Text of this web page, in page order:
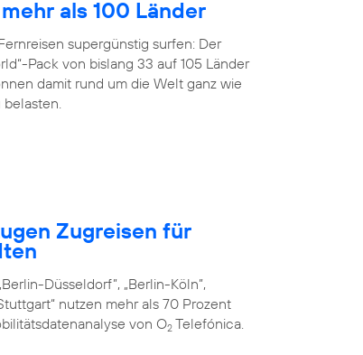
als 100 Länder
supergünstig surfen: Der
Pack von bislang 33 auf 105 Länder
damit rund um die Welt ganz wie
belasten.
Zugreisen für
Düsseldorf”, „Berlin-Köln”,
nutzen mehr als 70 Prozent
von O2 Telefónica.